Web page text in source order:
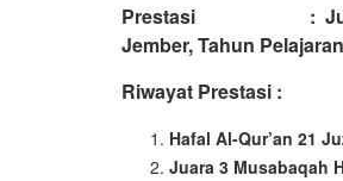
Prestasi : Juara 3
Jember, Tahun
Riwayat Prestasi :
Hafal Al-Qur’an 21
Juara 3 Musabaqah